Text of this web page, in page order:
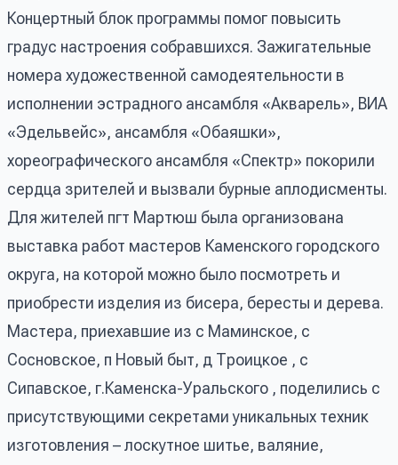
Концертный блок программы помог повысить
градус настроения собравшихся. Зажигательные
номера художественной самодеятельности в
исполнении эстрадного ансамбля «Акварель», ВИА
«Эдельвейс», ансамбля «Обаяшки»,
хореографического ансамбля «Спектр» покорили
сердца зрителей и вызвали бурные аплодисменты.
Для жителей пгт Мартюш была организована
выставка работ мастеров Каменского городского
округа, на которой можно было посмотреть и
приобрести изделия из бисера, бересты и дерева.
Мастера, приехавшие из с Маминское, с
Сосновское, п Новый быт, д Троицкое , с
Сипавское, г.Каменска-Уральского , поделились с
присутствующими секретами уникальных техник
изготовления – лоскутное шитье, валяние,